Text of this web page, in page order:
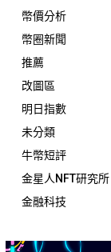
幣價分析
幣圈新聞
推薦
改圖區
明日指數
未分類
牛幣短評
金星人NFT研究所
金融科技